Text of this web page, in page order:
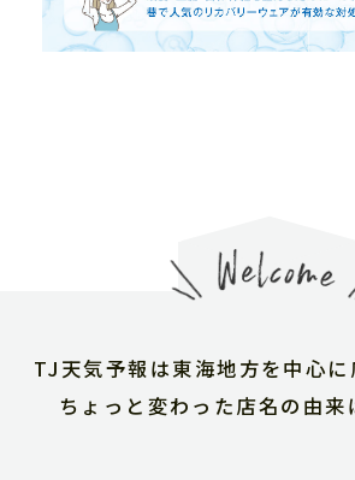
TJ天気予報について
ハッピータイムズ
TJ天気予報は東海地方を中心に
ちょっと変わった店名の由来